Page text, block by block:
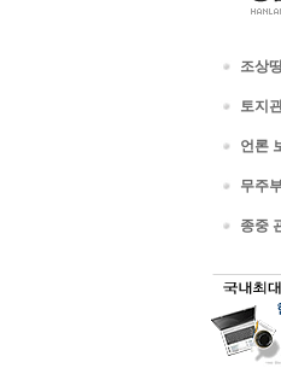
조상
토지
언론
무주
종중